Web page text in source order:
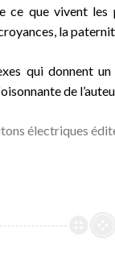
ce que vivent les
la
qui donnent
de
électriques